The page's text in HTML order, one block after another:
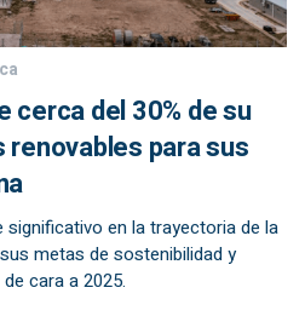
cerca del 30% de su
para sus
en la trayectoria de la
metas de sostenibilidad y
cara a 2025.